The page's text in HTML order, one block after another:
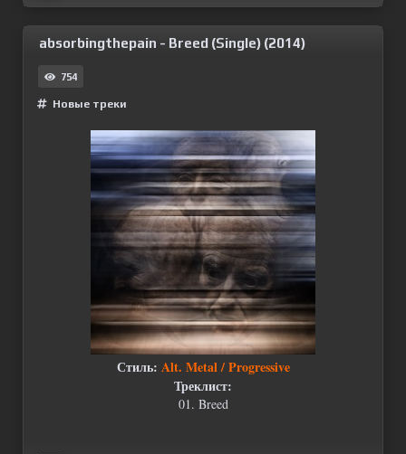
absorbingthepain - Breed (Single) (2014)
754
Новые треки
Стиль: Alt. Metal / Progressive
Треклист:
01. Breed